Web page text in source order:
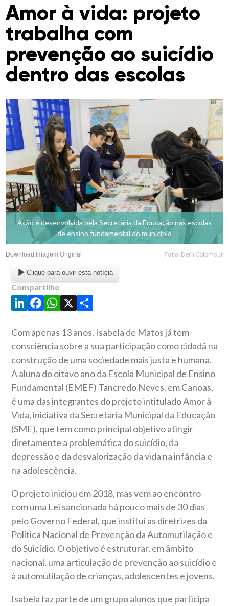
Amor à vida: projeto
trabalha com
prevenção ao suicídio
dentro das escolas
Ação é desenvolvida pela Secretaria da Educação nas escolas
de ensino fundamental do município
Download Imagem Original Foto: Derli Colomo Jr
Clique para ouvir esta notícia
Compartilhe
LinkedIn
Facebook
WhatsApp
X Share
Com apenas 13 anos, Isabela de Matos já tem
consciência sobre a sua participação como cidadã na
construção de uma sociedade mais justa e humana.
A aluna do oitavo ano da Escola Municipal de Ensino
Fundamental (EMEF) Tancredo Neves, em Canoas,
é uma das integrantes do projeto intitulado Amor à
Vida, iniciativa da Secretaria Municipal da Educação
(SME), que tem como principal objetivo atingir
diretamente a problemática do suicídio, da
depressão e da desvalorização da vida na infância e
na adolescência.
O projeto iniciou em 2018, mas vem ao encontro
com uma Lei sancionada há pouco mais de 30 dias
pelo Governo Federal, que institui as diretrizes da
Política Nacional de Prevenção da Automutilação e
do Suicídio. O objetivo é estruturar, em âmbito
nacional, uma articulação de prevenção ao suicídio e
à automutilação de crianças, adolescentes e jovens.
Isabela faz parte de um grupo alunos que participa